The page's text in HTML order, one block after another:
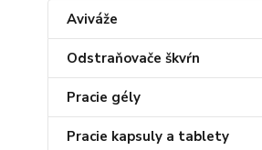
Aviváže
Odstraňovače škvŕn
Pracie gély
Pracie kapsuly a tablety